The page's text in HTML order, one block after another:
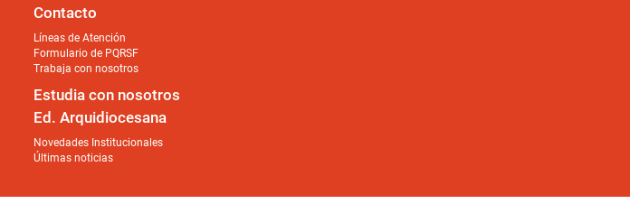
Contacto
Líneas de Atención
Formulario de PQRSF
Trabaja con nosotros
Estudia con nosotros
Ed. Arquidiocesana
Novedades Institucionales
Últimas noticias